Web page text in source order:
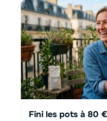
Fini les pots à 80